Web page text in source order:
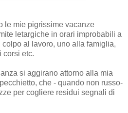
le mie pigrissime vacanze
letargiche in orari improbabili a
al lavoro, uno alla famiglia,
corsi etc.
si aggirano attorno alla mia
che - quando non russo-
per cogliere residui segnali di